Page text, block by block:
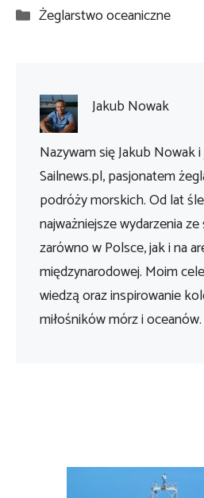
Kategorie
Żeglarstwo oceaniczne
Jakub Nowak
Nazywam się Jakub Nowak
Sailnews.pl, pasjonatem
podróży morskich. Od lat
najważniejsze wydarzenia
zarówno w Polsce, jak i na
międzynarodowej. Moim
wiedzą oraz inspirowanie
miłośników mórz i oceanów.